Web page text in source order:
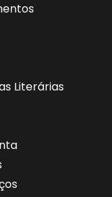
Literárias